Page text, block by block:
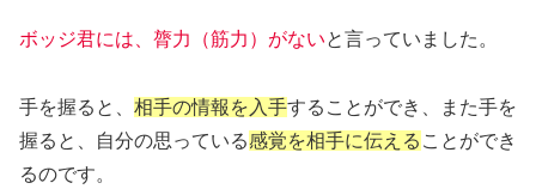
ボッジ君には、膂力（筋力）がないと言っていました。
手を握ると、 相手の情報を入手することができ、また手を
握ると、自分の思っている感覚を相手に伝える ことができ
るのです。